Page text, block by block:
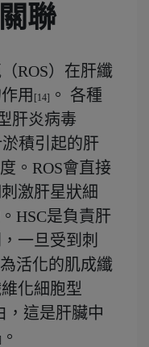
聯
ROS）在肝纖
用 [14]
。 各種
肝炎病毒
淤積引起的肝
。ROS會直接
激肝星狀細
HSC是負責肝
一旦受到刺
活化的肌成纖
化細胞型
，這是肝臟中
。